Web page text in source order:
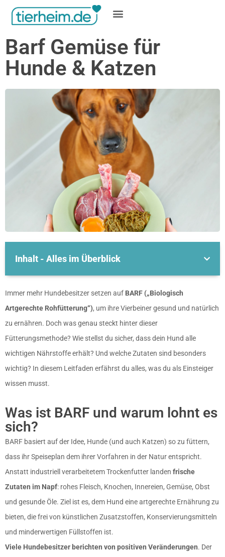
Barf Gemüse für
Hunde & Katzen
Inhalt - Alles im Überblick
Immer mehr Hundebesitzer setzen auf BARF („Biologisch
Artgerechte Rohfütterung“), um ihre Vierbeiner gesund und natürlich
zu ernähren. Doch was genau steckt hinter dieser
Fütterungsmethode? Wie stellst du sicher, dass dein Hund alle
wichtigen Nährstoffe erhält? Und welche Zutaten sind besonders
wichtig? In diesem Leitfaden erfährst du alles, was du als Einsteiger
wissen musst.
Was ist BARF und warum lohnt es
sich?
BARF basiert auf der Idee, Hunde (und auch Katzen) so zu füttern,
dass ihr Speiseplan dem ihrer Vorfahren in der Natur entspricht.
Anstatt industriell verarbeitetem Trockenfutter landen frische
Zutaten im Napf: rohes Fleisch, Knochen, Innereien, Gemüse, Obst
und gesunde Öle. Ziel ist es, dem Hund eine artgerechte Ernährung zu
bieten, die frei von künstlichen Zusatzstoffen, Konservierungsmitteln
und minderwertigen Füllstoffen ist.
Viele Hundebesitzer berichten von positiven Veränderungen. Der